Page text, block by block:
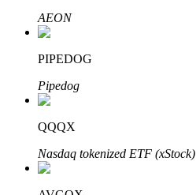
了解如何賺取穩定收入
AEON
PIPEDOG
Pipedog
QQQX
Nasdaq tokenized ETF (xStock)